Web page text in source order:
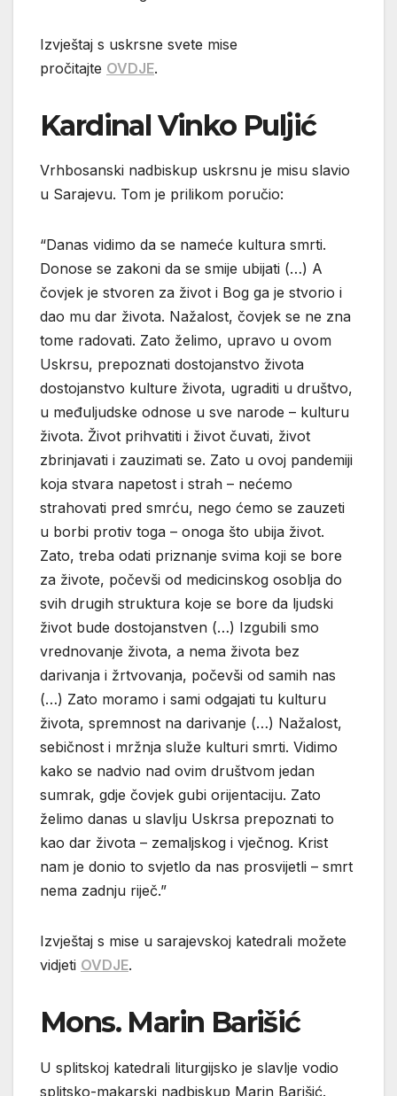
Izvještaj s uskrsne svete mise
pročitajte OVDJE.
Kardinal Vinko Puljić
Vrhbosanski nadbiskup uskrsnu je misu slavio
u Sarajevu. Tom je prilikom poručio:
“Danas vidimo da se nameće kultura smrti.
Donose se zakoni da se smije ubijati (…) A
čovjek je stvoren za život i Bog ga je stvorio i
dao mu dar života. Nažalost, čovjek se ne zna
tome radovati. Zato želimo, upravo u ovom
Uskrsu, prepoznati dostojanstvo života
dostojanstvo kulture života, ugraditi u društvo,
u međuljudske odnose u sve narode – kulturu
života. Život prihvatiti i život čuvati, život
zbrinjavati i zauzimati se. Zato u ovoj pandemiji
koja stvara napetost i strah – nećemo
strahovati pred smrću, nego ćemo se zauzeti
u borbi protiv toga – onoga što ubija život.
Zato, treba odati priznanje svima koji se bore
za živote, počevši od medicinskog osoblja do
svih drugih struktura koje se bore da ljudski
život bude dostojanstven (…) Izgubili smo
vrednovanje života, a nema života bez
darivanja i žrtvovanja, počevši od samih nas
(…) Zato moramo i sami odgajati tu kulturu
života, spremnost na darivanje (…) Nažalost,
sebičnost i mržnja služe kulturi smrti. Vidimo
kako se nadvio nad ovim društvom jedan
sumrak, gdje čovjek gubi orijentaciju. Zato
želimo danas u slavlju Uskrsa prepoznati to
kao dar života – zemaljskog i vječnog. Krist
nam je donio to svjetlo da nas prosvijetli – smrt
nema zadnju riječ.”
Izvještaj s mise u sarajevskoj katedrali možete
vidjeti OVDJE.
Mons. Marin Barišić
U splitskoj katedrali liturgijsko je slavlje vodio
splitsko-makarski nadbiskup Marin Barišić.